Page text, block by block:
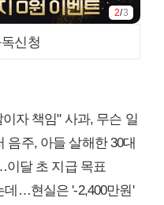
2/3
신청
자 책임" 사과, 무슨 일
음주, 아들 살해한 30대
이달 초 지급 목표
데…현실은 '-2,400만원'